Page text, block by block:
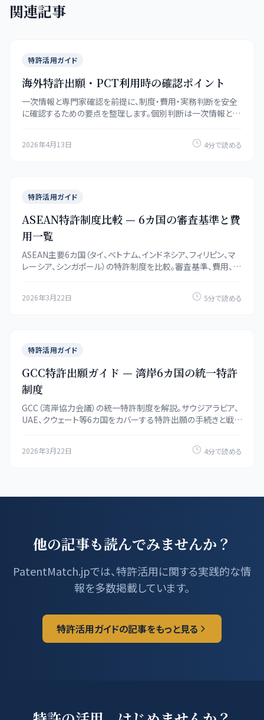
関連記事
特許活用ガイド
海外特許出願・PCT利用時の確認ポイント
一次情報と専門家確認を前提に、制度・費用・実務判断を安全
に確認するための要点を整理します。個別判断は一次情報と専
2026年4月13日 4分で読める
特許活用ガイド
ASEAN特許制度比較 — 6カ国の審査基準と費
用一覧
ASEAN主要6カ国（タイ、ベトナム、インドネシア、フィリピン、マ
レーシア、シンガポール）の特許制度を比較。審査基準、費用、期
2026年3月22日 5分で読める
特許活用ガイド
GCC特許出願ガイド — 湾岸6カ国の統一特許
制度
GCC（湾岸協力会議）の統一特許制度を解説。サウジアラビア、
UAE、クウェート等6カ国をカバーする特許出願の手続きと戦
2026年3月22日 4分で読める
他の記事も読んでみませんか？
PatentMatch.jpでは、特許活用に関する実践的な情
報を多数掲載しています。
特許活用ガイドの記事をもっと見る